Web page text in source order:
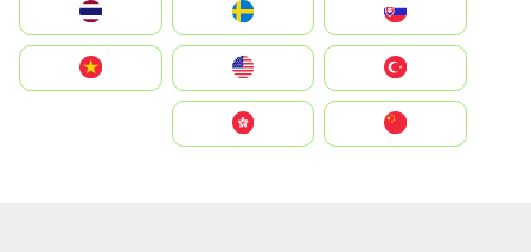
Slovensko
United States
Vietnam